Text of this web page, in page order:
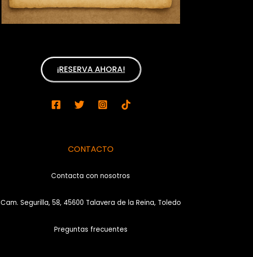
¡RESERVA AHORA!
CONTACTO
Contacta con nosotros
Cam. Segurilla, 58, 45600 Talavera de la Reina, Toledo
Preguntas frecuentes